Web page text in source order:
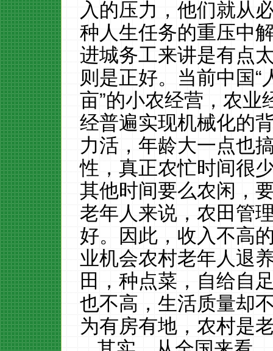
入的压力，他们就从
种人生任务的重压中
进城务工来讲是有点
则是正好。当前中国“
亩”的小农经营，农业
经普遍实现机械化的
力活，年龄大一点也
性，真正农忙时间很
其他时间要么农闲，
老年人来说，农田管
好。因此，收入不高
业机会农村老年人退
田，种点菜，自给自
也不高，生活质量却
为有房有地，农村是